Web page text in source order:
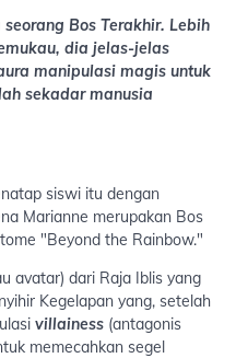
Bos Terakhir. Lebih
dia jelas-jelas
manipulasi magis untuk
sekadar manusia
siswi itu dengan
Marianne merupakan Bos
"Beyond the Rainbow."
avatar) dari Raja Iblis yang
Kegelapan yang, setelah
villainess (antagonis
memecahkan segel